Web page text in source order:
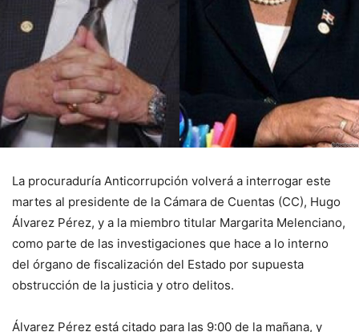
La procuraduría Anticorrupción volverá a interrogar este
martes al presidente de la Cámara de Cuentas (CC), Hugo
Álvarez Pérez, y a la miembro titular Margarita Melenciano,
como parte de las investigaciones que hace a lo interno
del órgano de fiscalización del Estado por supuesta
obstrucción de la justicia y otro delitos.
Álvarez Pérez está citado para las 9:00 de la mañana, y